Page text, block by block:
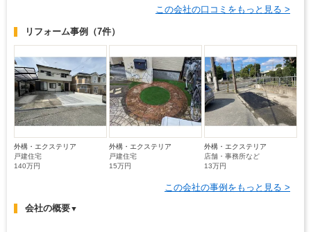
この会社の口コミをもっと見る >
リフォーム事例 （7件）
外構・エクステリア
戸建住宅
140万円
外構・エクステリア
戸建住宅
15万円
外構・エクステリア
店舗・事務所など
13万円
この会社の事例をもっと見る >
会社の概要▼